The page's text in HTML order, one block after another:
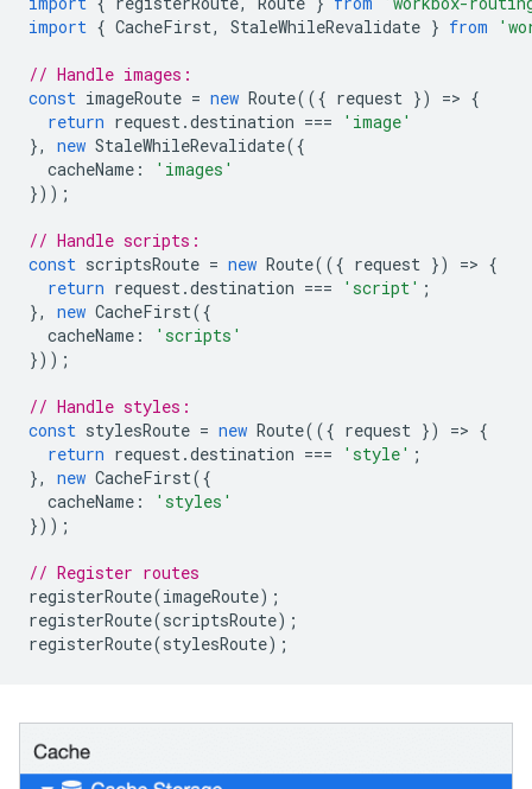
import { CacheFirst, StaleWhileRevalidate } from
// Handle images:
const imageRoute = new Route(({ request }) => {
return request.destination ===
'image'
},
new StaleWhileRevalidate({
cacheName :
'images'
}));
// Handle scripts:
const scriptsRoute = new Route(({ request }) => {
return request.destination === 'script' ;
},
new CacheFirst({
cacheName :
'scripts'
}));
// Handle styles:
const stylesRoute = new Route(({ request }) => {
return request.destination === 'style' ;
},
new CacheFirst({
cacheName :
'styles'
}));
// Register routes
registerRoute(imageRoute);
registerRoute(scriptsRoute);
registerRoute(stylesRoute);